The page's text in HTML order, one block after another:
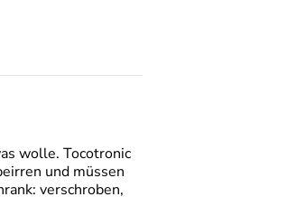
wolle. Tocotronic
und müssen
verschroben,